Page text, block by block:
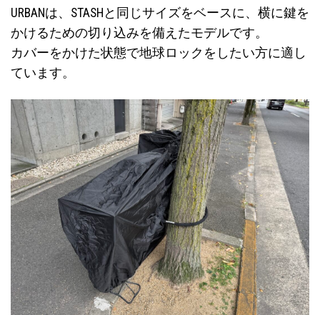
URBANは、STASHと同じサイズをベースに、横に鍵を
かけるための切り込みを備えたモデルです。
カバーをかけた状態で地球ロックをしたい方に適し
ています。